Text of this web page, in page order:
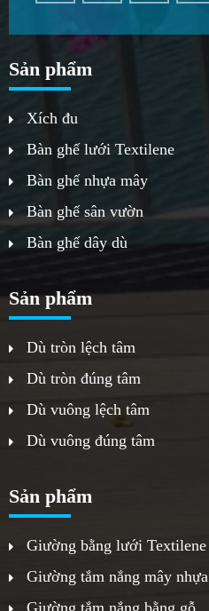
Sản phẩm
Xích đu
Bàn ghế lưới Textilene
Bàn ghế nhựa mây
Bàn ghế sân vườn
Bàn ghế dây dù
Sản phẩm
Dù tròn lệch tâm
Dù tròn đúng tâm
Dù vuông lệch tâm
Dù vuông đúng tâm
Sản phẩm
Giường bằng lưới Textilene
Giường tắm nắng mây nhựa
Giường tắm nắng bằng gỗ